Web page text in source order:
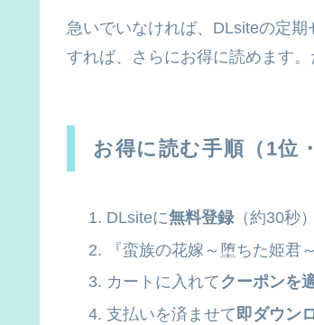
急いでいなければ、DLsiteの定
すれば、さらにお得に読めます。
お得に読む手順（1位
DLsiteに無料登録（約30秒
『蛮族の花嫁～堕ちた姫君
カートに入れてクーポンを
支払いを済ませて即ダウン